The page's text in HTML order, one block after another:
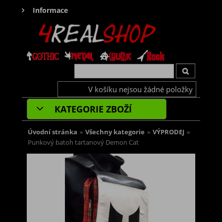
Informace
V košíku nejsou žádné položky
KATEGORIE ZBOŽÍ
Úvodní stránka » Všechny kategorie » VÝPRODEJ »
Punkový batoh tartanový Demon Cat